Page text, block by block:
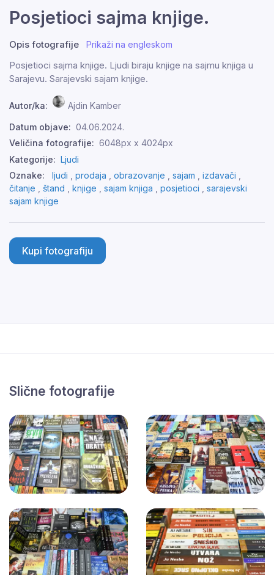
Posjetioci sajma knjige.
Opis fotografije Prikaži na engleskom
Posjetioci sajma knjige. Ljudi biraju knjige na sajmu knjiga u
Sarajevu. Sarajevski sajam knjige.
Autor/ka: Ajdin Kamber
Datum objave: 04.06.2024.
Veličina fotografije: 6048px x 4024px
Kategorije: Ljudi
Oznake:
ljudi prodaja obrazovanje sajam izdavači
čitanje
štand knjige sajam knjiga posjetioci
sarajevski
sajam knjige
Kupi fotografiju
Slične fotografije